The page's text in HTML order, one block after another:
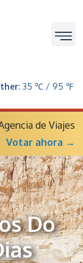
: 35 ℃ / 95 ℉
de Viajes
Votar ahora →
Do